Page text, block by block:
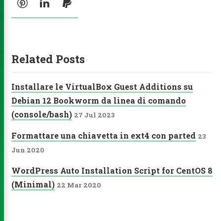
Related Posts
Installare le VirtualBox Guest Additions su
Debian 12 Bookworm da linea di comando
(console/bash) 27 Jul 2023
Formattare una chiavetta in ext4 con parted 23
Jun 2020
WordPress Auto Installation Script for CentOS 8
(Minimal) 22 Mar 2020